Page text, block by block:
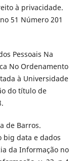
à privacidade.
51 Número 201
Pessoais Na
No Ordenamento
à Universidade
do título de
de Barros.
big data e dados
da Informação no